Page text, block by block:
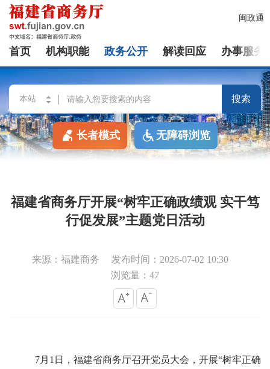
闽政通
首页 机构职能 政务公开 解读回应 办事服务
搜索
长者模式 无障碍浏览
福建省商务厅开展“树牢正确政绩观 实干笃
行促发展”主题党日活动
来源：福建商务
发布时间：2026-07-02 10:30
浏览量：47
7月1日，福建省商务厅召开党员大会，开展“树牢正确